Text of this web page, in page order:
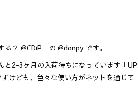
？ @CDiP」の @donpy です。
と2-3ヶ月の入荷待ちになっています「UP
けども、色々な使い方がネットを通じて